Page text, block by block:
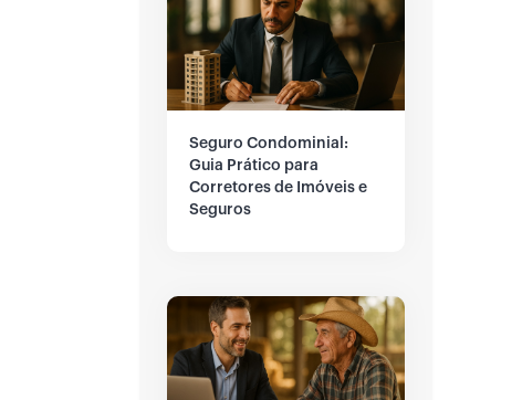
Seguro Condominial:
Guia Prático para
Corretores de Imóveis e
Seguros